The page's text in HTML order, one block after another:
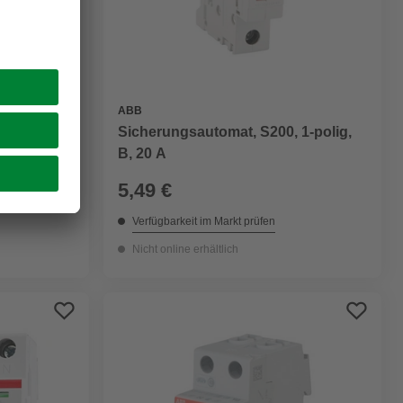
ABB
Sicherungsautomat, S200, 1-polig,
B, 20 A
5,49 €
Verfügbarkeit im Markt prüfen
Nicht online erhältlich